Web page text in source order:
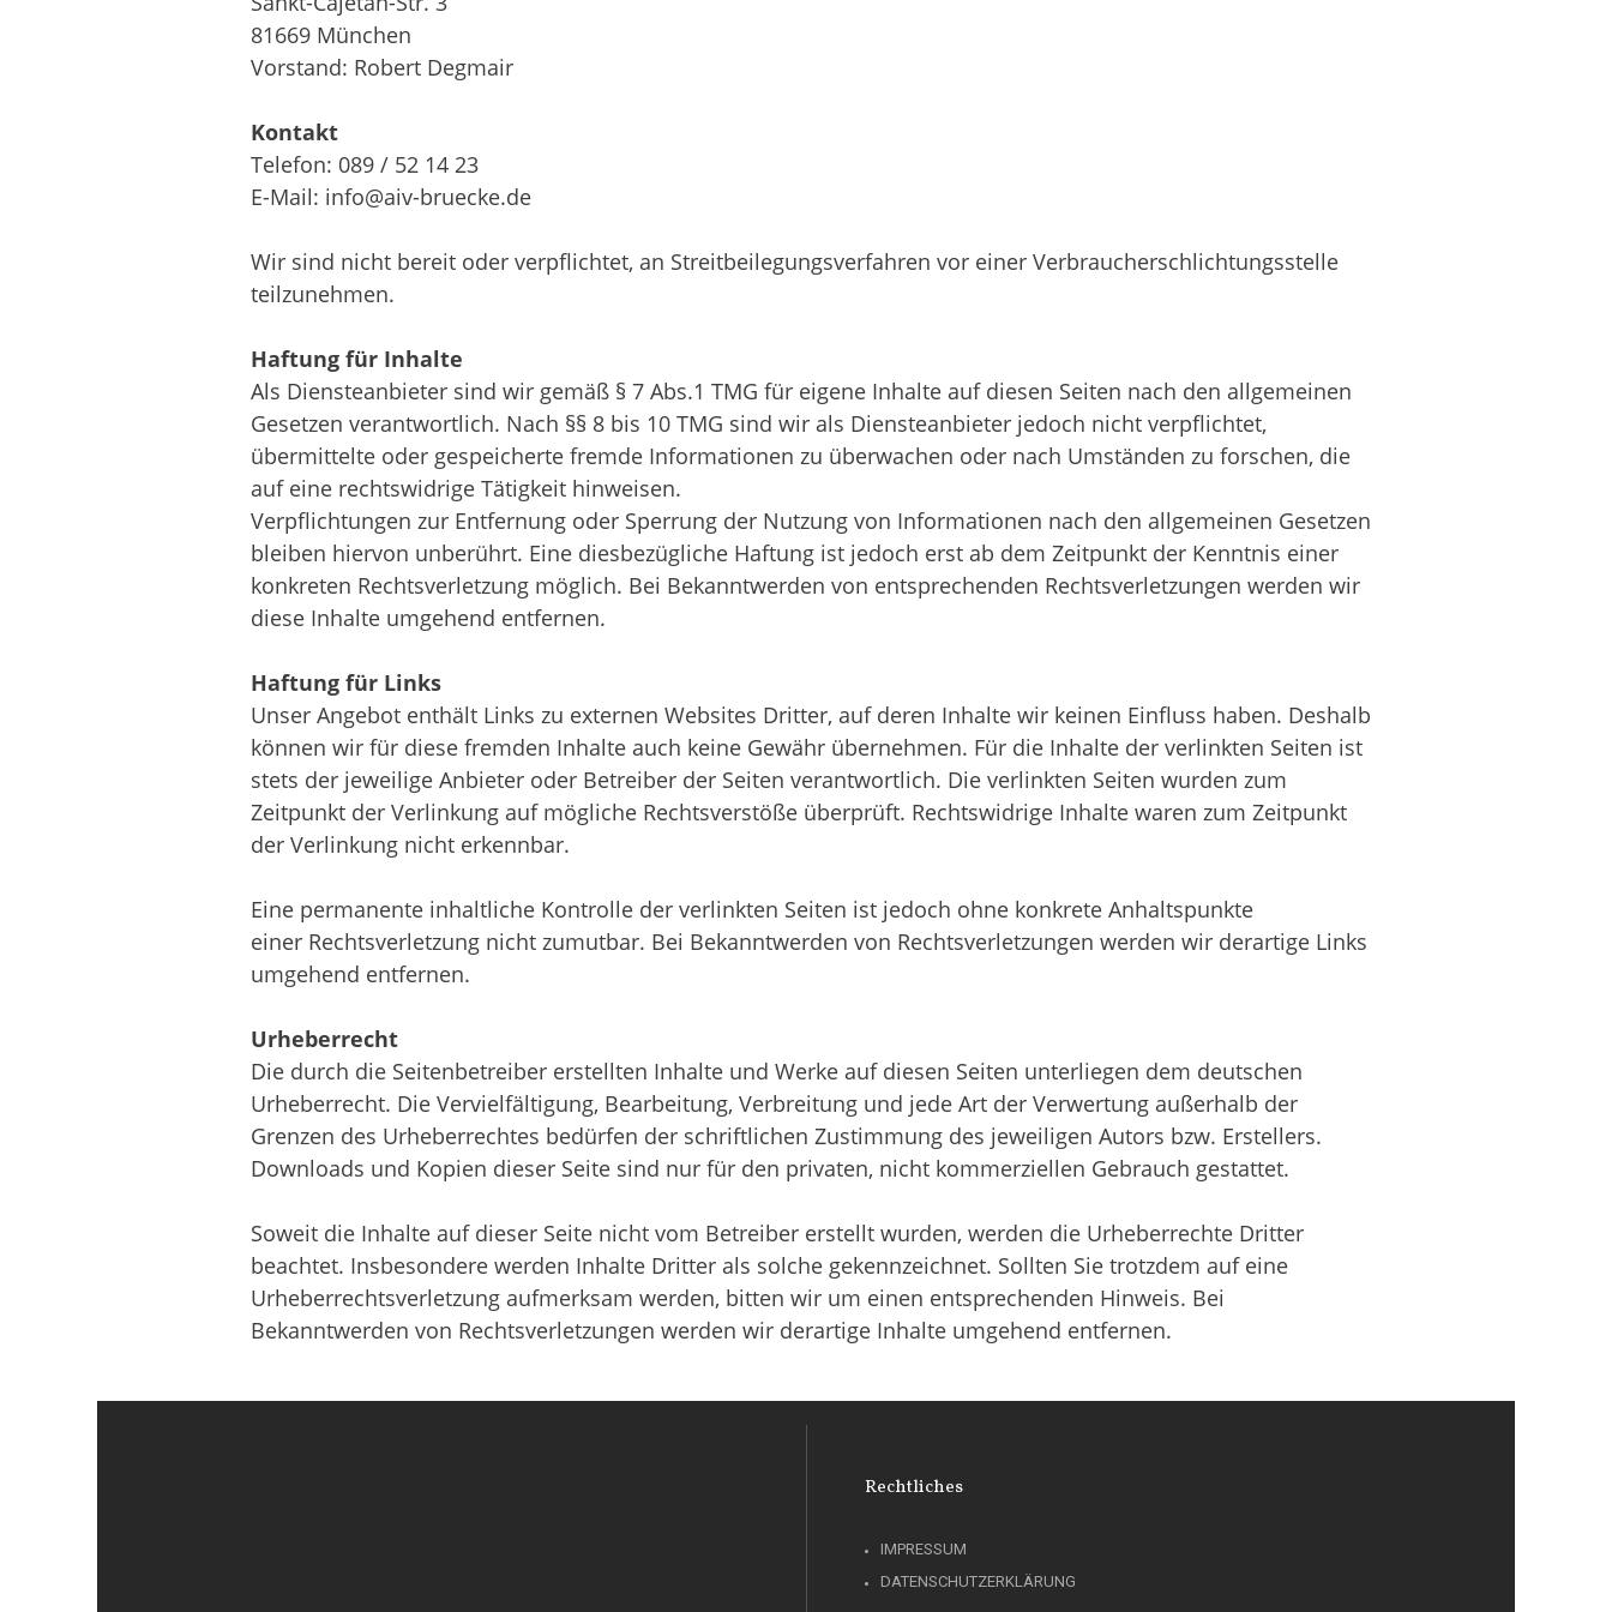
81669 München
Vorstand: Robert Degmair
Kontakt
Telefon: 089 / 52 14 23
E-Mail: info@aiv-bruecke.de
Wir sind nicht bereit oder verpflichtet, an Streitbeilegungsverfahren vor einer Verbraucherschlichtungsstelle
teilzunehmen.
Haftung für Inhalte
Als Diensteanbieter sind wir gemäß § 7 Abs.1 TMG für eigene Inhalte auf diesen Seiten nach den allgemeinen
Gesetzen verantwortlich. Nach §§ 8 bis 10 TMG sind wir als Diensteanbieter jedoch nicht verpflichtet,
übermittelte oder gespeicherte fremde Informationen zu überwachen oder nach Umständen zu forschen, die
auf eine rechtswidrige Tätigkeit hinweisen.
Verpflichtungen zur Entfernung oder Sperrung der Nutzung von Informationen nach den allgemeinen Gesetzen
bleiben hiervon unberührt. Eine diesbezügliche Haftung ist jedoch erst ab dem Zeitpunkt der Kenntnis einer
konkreten Rechtsverletzung möglich. Bei Bekanntwerden von entsprechenden Rechtsverletzungen werden wir
diese Inhalte umgehend entfernen.
Haftung für Links
Unser Angebot enthält Links zu externen Websites Dritter, auf deren Inhalte wir keinen Einfluss haben. Deshalb
können wir für diese fremden Inhalte auch keine Gewähr übernehmen. Für die Inhalte der verlinkten Seiten ist
stets der jeweilige Anbieter oder Betreiber der Seiten verantwortlich. Die verlinkten Seiten wurden zum
Zeitpunkt der Verlinkung auf mögliche Rechtsverstöße überprüft. Rechtswidrige Inhalte waren zum Zeitpunkt
der Verlinkung nicht erkennbar.
Eine permanente inhaltliche Kontrolle der verlinkten Seiten ist jedoch ohne konkrete Anhaltspunkte
einer Rechtsverletzung nicht zumutbar. Bei Bekanntwerden von Rechtsverletzungen werden wir derartige Links
umgehend entfernen.
Urheberrecht
Die durch die Seitenbetreiber erstellten Inhalte und Werke auf diesen Seiten unterliegen dem deutschen
Urheberrecht. Die Vervielfältigung, Bearbeitung, Verbreitung und jede Art der Verwertung außerhalb der
Grenzen des Urheberrechtes bedürfen der schriftlichen Zustimmung des jeweiligen Autors bzw. Erstellers.
Downloads und Kopien dieser Seite sind nur für den privaten, nicht kommerziellen Gebrauch gestattet.
Soweit die Inhalte auf dieser Seite nicht vom Betreiber erstellt wurden, werden die Urheberrechte Dritter
beachtet. Insbesondere werden Inhalte Dritter als solche gekennzeichnet. Sollten Sie trotzdem auf eine
Urheberrechtsverletzung aufmerksam werden, bitten wir um einen entsprechenden Hinweis. Bei
Bekanntwerden von Rechtsverletzungen werden wir derartige Inhalte umgehend entfernen.
Rechtliches
IMPRESSUM
DATENSCHUTZERKLÄRUNG